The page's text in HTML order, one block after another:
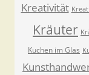
Kreativität
Kräuter
Kuchen im Glas